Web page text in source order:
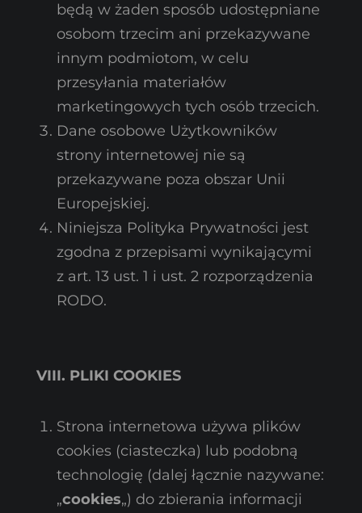
będą w żaden sposób udostępniane
osobom trzecim ani przekazywane
innym podmiotom, w celu
przesyłania materiałów
marketingowych tych osób trzecich.
Dane osobowe Użytkowników
strony internetowej nie są
przekazywane poza obszar Unii
Europejskiej.
Niniejsza Polityka Prywatności jest
zgodna z przepisami wynikającymi
z art. 13 ust. 1 i ust. 2 rozporządzenia
RODO.
VIII. PLIKI COOKIES
Strona internetowa używa plików
cookies (ciasteczka) lub podobną
technologię (dalej łącznie nazywane:
„cookies„) do zbierania informacji